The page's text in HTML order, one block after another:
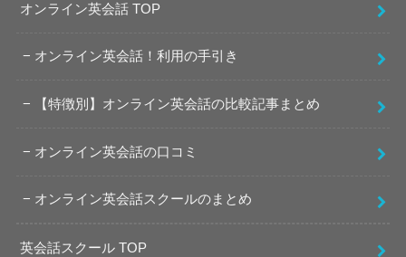
オンライン英会話 TOP
オンライン英会話！利用の手引き
【特徴別】オンライン英会話の比較記事まとめ
オンライン英会話の口コミ
オンライン英会話スクールのまとめ
英会話スクール TOP